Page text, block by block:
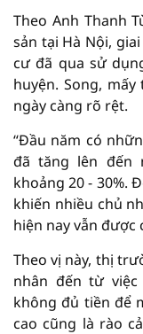
Theo Anh Thanh
sản tại Hà Nội,
cư đã qua sử
huyện. Song,
ngày càng rõ rệt.
“Đầu năm có
đã tăng lên đến
khoảng 20 - 30%.
khiến nhiều chủ
hiện nay vẫn được
Theo vị này, thị
nhân đến từ
không đủ tiền để
cao cũng là rào